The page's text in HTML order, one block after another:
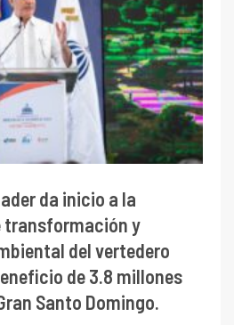
da inicio a la
transformación y
del vertedero
de 3.8 millones
Santo Domingo.